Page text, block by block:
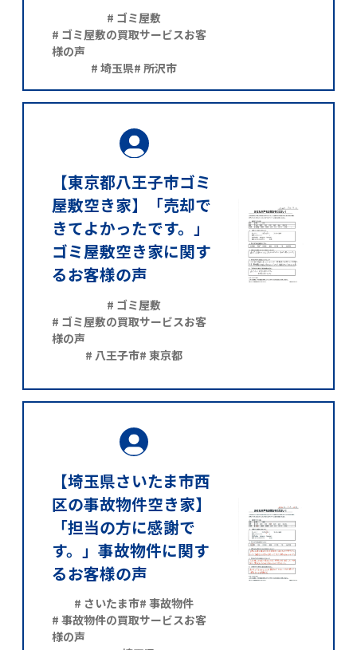
# ゴミ屋敷
# ゴミ屋敷の買取サービスお客
様の声
# 埼玉県# 所沢市
【東京都八王子市ゴミ
屋敷空き家】「売却で
きてよかったです。」
ゴミ屋敷空き家に関す
るお客様の声
# ゴミ屋敷
# ゴミ屋敷の買取サービスお客
様の声
# 八王子市# 東京都
【埼玉県さいたま市西
区の事故物件空き家】
「担当の方に感謝で
す。」事故物件に関す
るお客様の声
# さいたま市# 事故物件
# 事故物件の買取サービスお客
様の声